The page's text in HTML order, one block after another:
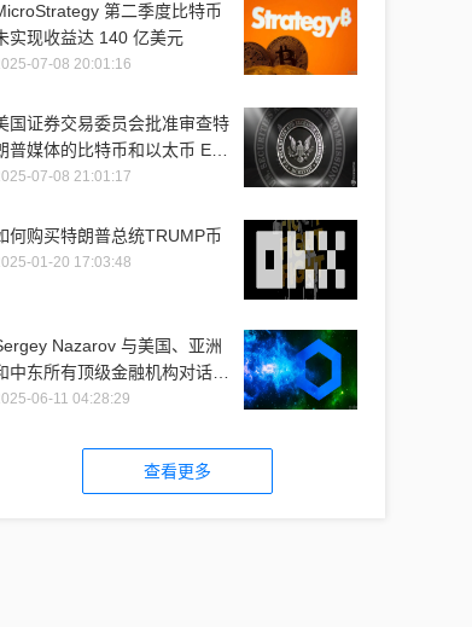
第二季度比特币
实现收益达 140 亿美元
07-08 20:01:16
国证券交易委员会批准审查特
普媒体的比特币和以太币 ETF
介 07-08 21:01:17
何购买特朗普总统TRUMP币
01-20 17:03:48
Nazarov 与美国、亚洲
中东所有顶级金融机构对话时
到 Chainlink
06-11 04:28:29
查看更多